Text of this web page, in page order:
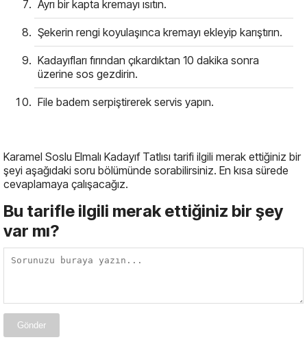
Ayrı bir kapta kremayı ısıtın.
Şekerin rengi koyulaşınca kremayı ekleyip karıştırın.
Kadayıfları fırından çıkardıktan 10 dakika sonra
üzerine sos gezdirin.
File badem serpiştirerek servis yapın.
Karamel Soslu Elmalı Kadayıf Tatlısı tarifi ilgili merak ettiğiniz bir
şeyi aşağıdaki soru bölümünde sorabilirsiniz. En kısa sürede
cevaplamaya çalışacağız.
Bu tarifle ilgili merak ettiğiniz bir şey
var mı?
Gönder